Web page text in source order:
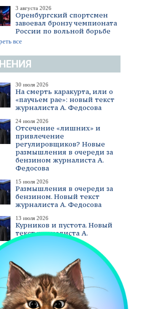
3 августа 2026
Оренбургский спортсмен
завоевал бронзу чемпионата
России по вольной борьбе
все
30 июля 2026
На смерть каракурта, или о
«паучьем рае»: новый текст
журналиста А. Федосова
24 июля 2026
Отсечение «лишних» и
привлечение
регулировщиков? Новые
размышления в очереди за
бензином журналиста А.
Федосова
15 июля 2026
Размышления в очереди за
бензином. Новый текст
журналиста А. Федосова
13 июля 2026
Курников и пустота. Новый
текст журналиста А.
Федосова
все